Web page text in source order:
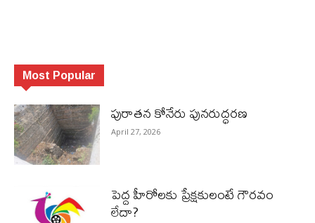
Most Popular
పురాత‌న కోనేరు పున‌రుద్ధ‌ర‌ణ
April 27, 2026
పెద్ద హీరోల‌కు ప్రేక్ష‌కులంటే గౌర‌వం
లేదా?